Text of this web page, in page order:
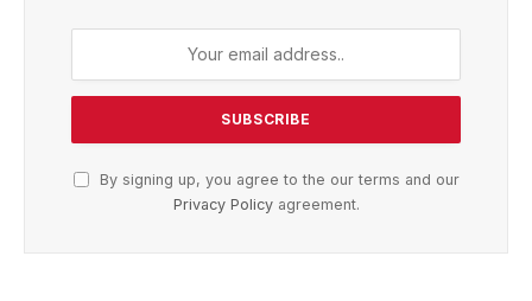
By signing up, you agree to the our terms and our
Privacy Policyagreement.